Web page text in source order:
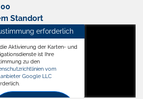
Standort
Hessisch Oldendorf
erforderlich
Aktivierung der Karten- und
ist Ihre
zu den
vom
Google LLC